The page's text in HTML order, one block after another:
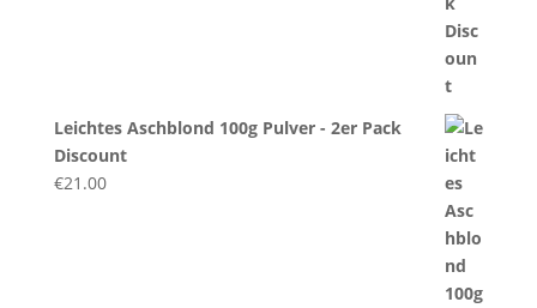
Leichtes Aschblond 100g Pulver - 2er Pack
Discount
€21.00